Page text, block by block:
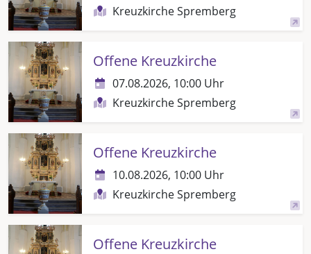
Kreuzkirche Spremberg
Offene Kreuzkirche
07.08.2026, 10:00 Uhr
Kreuzkirche Spremberg
Offene Kreuzkirche
10.08.2026, 10:00 Uhr
Kreuzkirche Spremberg
Offene Kreuzkirche